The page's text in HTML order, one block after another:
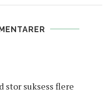
stor suksess flere